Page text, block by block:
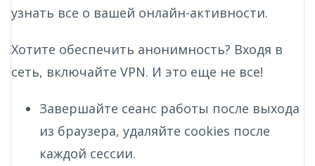
узнать все о вашей онлайн-активности.
Хотите обеспечить анонимность? Входя в
сеть, включайте VPN. И это еще не все!
Завершайте сеанс работы после выхода
из браузера, удаляйте cookies после
каждой сессии.